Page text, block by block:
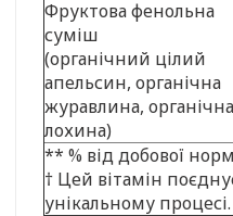
Фруктова фенольна
суміш
(органічний цілий
апельсин, органічна
журавлина, органічна
лохина)
** % від добової
† Цей вітамін
унікальному процесі.